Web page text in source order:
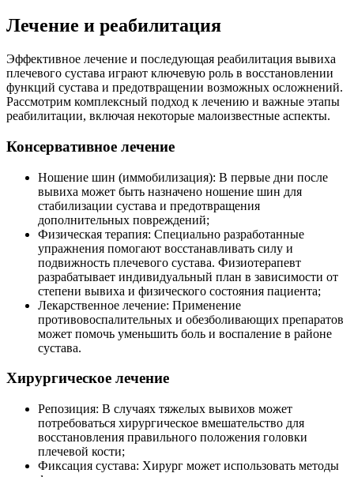
Лечение и реабилитация
Эффективное лечение и последующая реабилитация вывиха
плечевого сустава играют ключевую роль в восстановлении
функций сустава и предотвращении возможных осложнений.
Рассмотрим комплексный подход к лечению и важные этапы
реабилитации, включая некоторые малоизвестные аспекты.
Консервативное лечение
Ношение шин (иммобилизация): В первые дни после
вывиха может быть назначено ношение шин для
стабилизации сустава и предотвращения
дополнительных повреждений;
Физическая терапия: Специально разработанные
упражнения помогают восстанавливать силу и
подвижность плечевого сустава. Физиотерапевт
разрабатывает индивидуальный план в зависимости от
степени вывиха и физического состояния пациента;
Лекарственное лечение: Применение
противовоспалительных и обезболивающих препаратов
может помочь уменьшить боль и воспаление в районе
сустава.
Хирургическое лечение
Репозиция: В случаях тяжелых вывихов может
потребоваться хирургическое вмешательство для
восстановления правильного положения головки
плечевой кости;
Фиксация сустава: Хирург может использовать методы